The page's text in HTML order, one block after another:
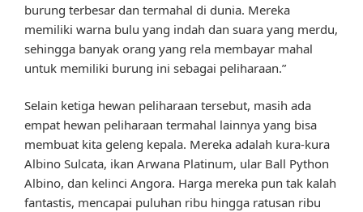
burung terbesar dan termahal di dunia. Mereka
memiliki warna bulu yang indah dan suara yang merdu,
sehingga banyak orang yang rela membayar mahal
untuk memiliki burung ini sebagai peliharaan.”
Selain ketiga hewan peliharaan tersebut, masih ada
empat hewan peliharaan termahal lainnya yang bisa
membuat kita geleng kepala. Mereka adalah kura-kura
Albino Sulcata, ikan Arwana Platinum, ular Ball Python
Albino, dan kelinci Angora. Harga mereka pun tak kalah
fantastis, mencapai puluhan ribu hingga ratusan ribu